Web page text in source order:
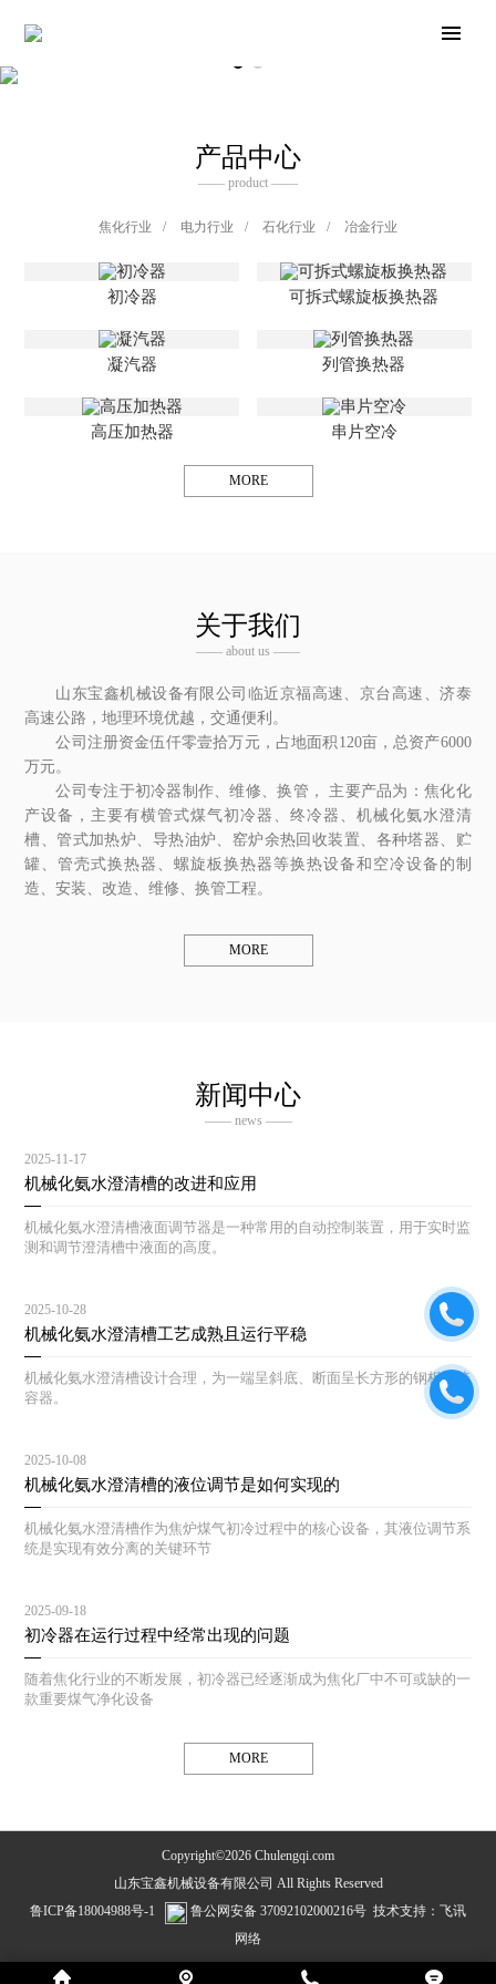
产品中心
—— product ——
焦化行业 / 电力行业 / 石化行业 / 冶金行业
初冷器 可拆式螺旋板换热器
凝汽器 列管换热器
高压加热器 串片空冷
MORE
关于我们
—— about us ——
山东宝鑫机械设备有限公司临近京福高速、京台高速、济泰
高速公路，地理环境优越，交通便利。
公司注册资金伍仟零壹拾万元，占地面积120亩，总资产6000
万元。
公司专注于初冷器制作、维修、换管， 主要产品为：焦化化
产设备，主要有横管式煤气初冷器、终冷器、机械化氨水澄清
槽、管式加热炉、导热油炉、窑炉余热回收装置、各种塔器、贮
罐、管壳式换热器、螺旋板换热器等换热设备和空冷设备的制
造、安装、改造、维修、换管工程。
MORE
新闻中心
—— news ——
2025-11-17
机械化氨水澄清槽的改进和应用
机械化氨水澄清槽液面调节器是一种常用的自动控制装置，用于实时监
测和调节澄清槽中液面的高度。
2025-10-28
机械化氨水澄清槽工艺成熟且运行平稳
机械化氨水澄清槽设计合理，为一端呈斜底、断面呈长方形的钢板焊接
容器。
2025-10-08
机械化氨水澄清槽的液位调节是如何实现的
机械化氨水澄清槽作为焦炉煤气初冷过程中的核心设备，其液位调节系
统是实现有效分离的关键环节
2025-09-18
初冷器在运行过程中经常出现的问题
随着焦化行业的不断发展，初冷器已经逐渐成为焦化厂中不可或缺的一
款重要煤气净化设备
MORE
Copyright©2026 Chulengqi.com
山东宝鑫机械设备有限公司 All Rights Reserved
鲁ICP备18004988号-1
鲁公网安备 37092102000216号 技术支持： 飞讯
网络